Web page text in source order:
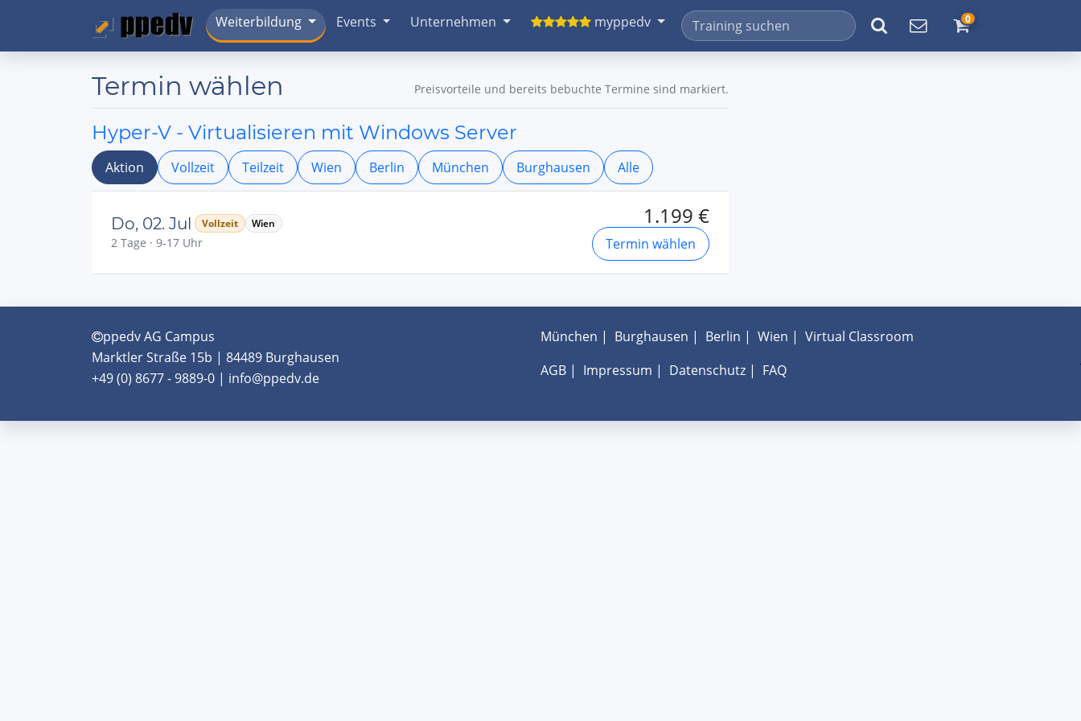
Weiterbildung Events Unternehmen myppedv 0
Termin wählen Preisvorteile und bereits bebuchte Termine sind markiert.
Hyper-V - Virtualisieren mit Windows Server
Aktion Vollzeit Teilzeit Wien Berlin München Burghausen Alle
Do, 02. Jul Vollzeit Wien
2 Tage · 9-17 Uhr
1.199 €
Termin wählen
ppedv AG Campus
Marktler Straße 15b | 84489 Burghausen
+49 (0) 8677 - 9889-0 | info@ppedv.de
München | Burghausen | Berlin | Wien | Virtual Classroom
AGB| Impressum | Datenschutz| FAQ